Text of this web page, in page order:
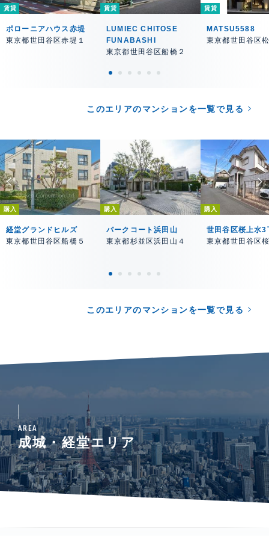
賃貸
ポローニアハウス赤堤
東京都世田谷区赤堤１
賃貸
LUMIEC CHITOSE
FUNABASHI
東京都世田谷区船橋２
賃貸
MATSU5588
東京都世田谷区
このエリアのマンションを一覧で見る
購入
経堂グランドヒルズ
東京都世田谷区船橋５
購入
パークコート浜田山
東京都杉並区浜田山４
購入
世田谷区桜上水3
東京都世田谷区
このエリアのマンションを一覧で見る
AREA
成城・経堂エリア